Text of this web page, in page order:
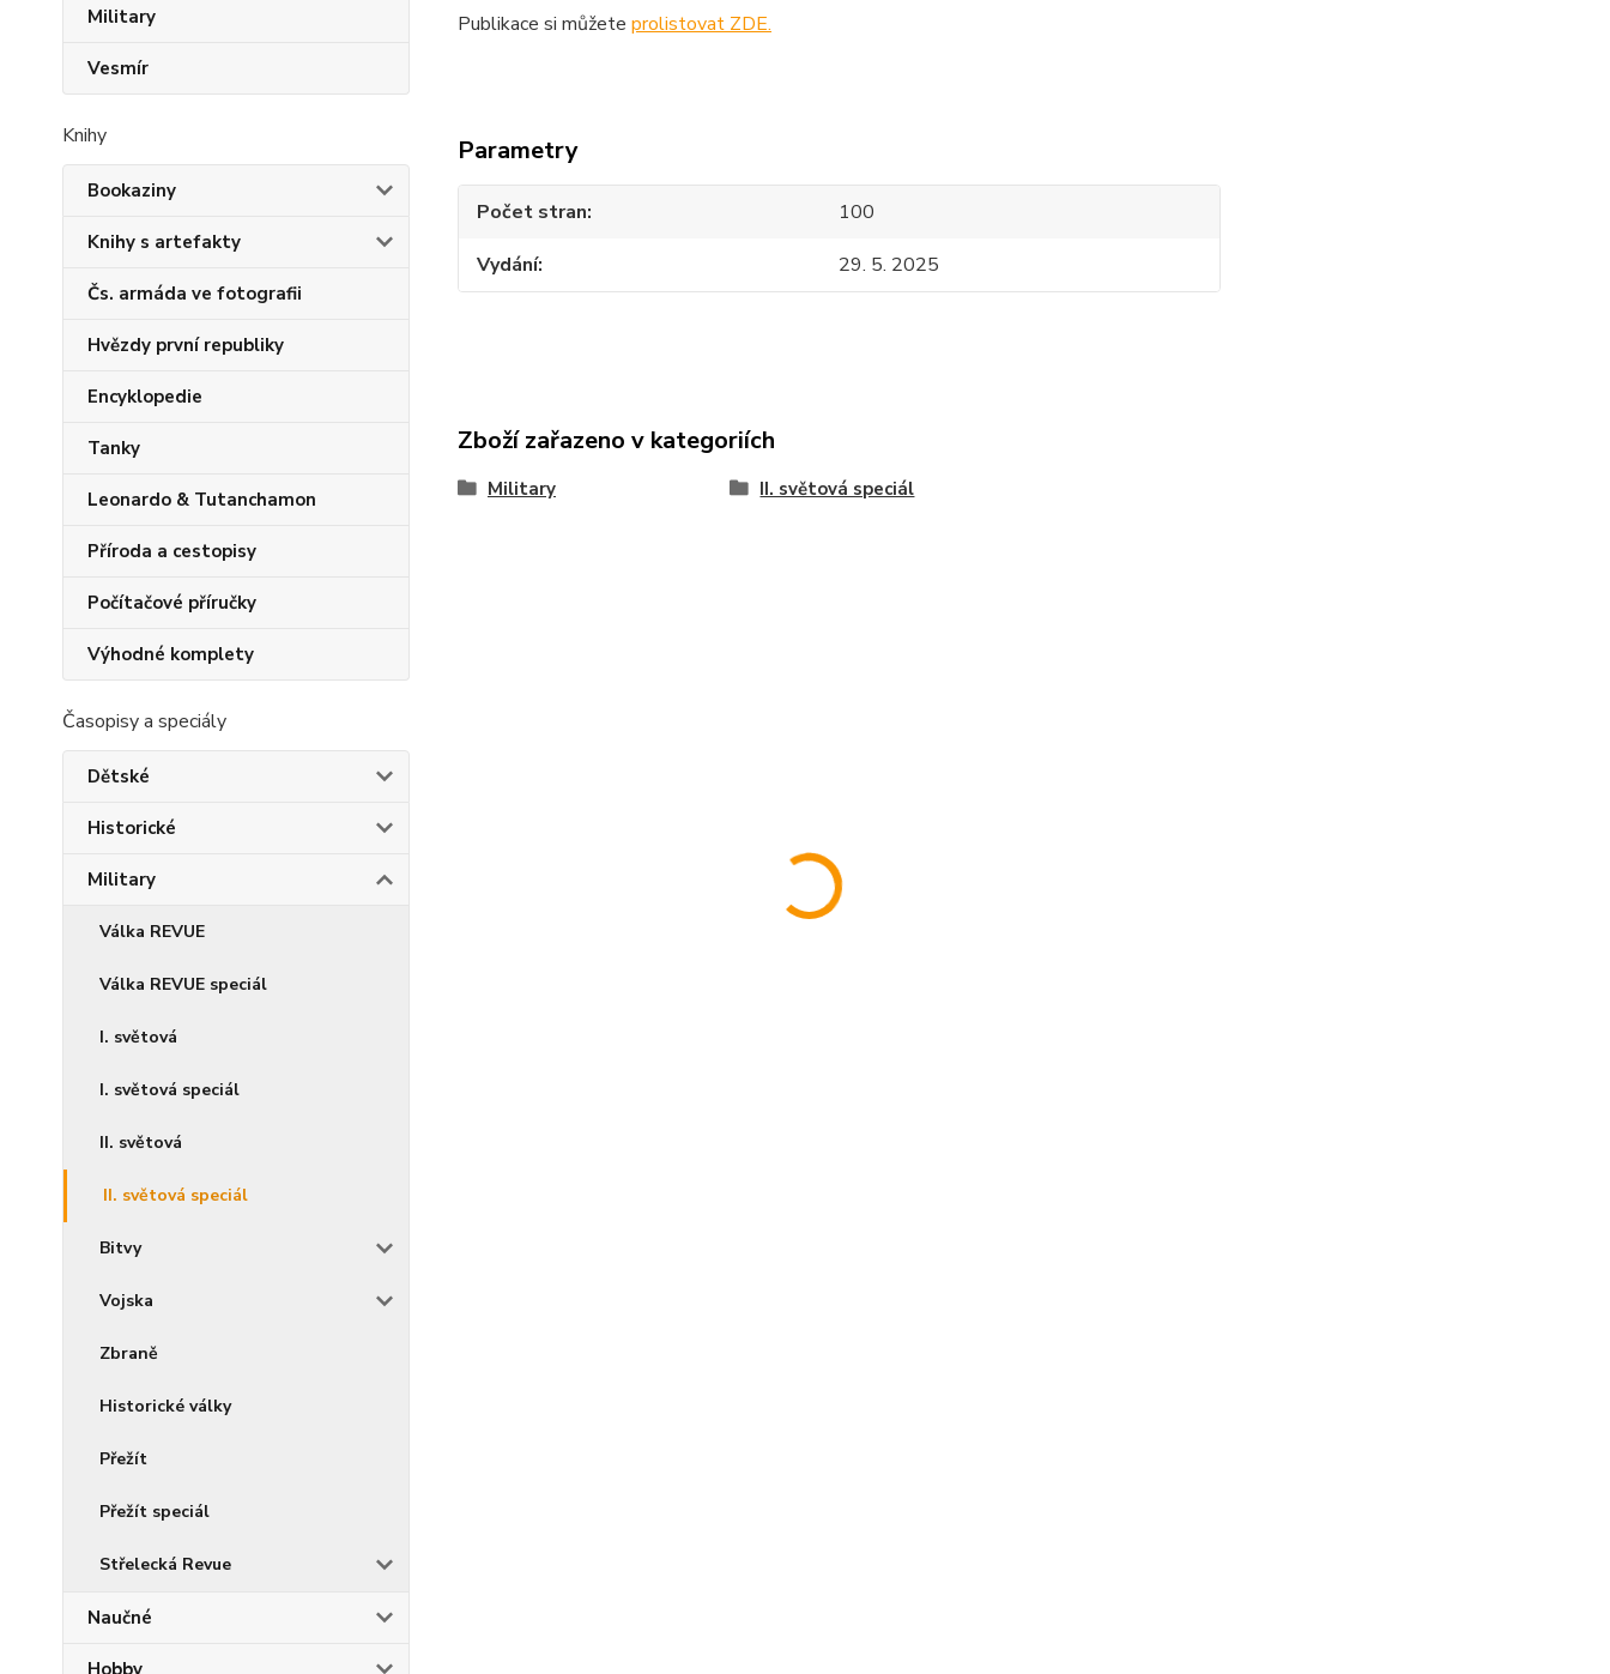
Military
Vesmír
Knihy
Bookaziny
Knihy s artefakty
Čs. armáda ve fotografii
Hvězdy první republiky
Encyklopedie
Tanky
Leonardo & Tutanchamon
Příroda a cestopisy
Počítačové příručky
Výhodné komplety
Časopisy a speciály
Dětské
Historické
Military
Válka REVUE
Válka REVUE speciál
I. světová
I. světová speciál
II. světová
II. světová speciál
Bitvy
Vojska
Zbraně
Historické války
Přežít
Přežít speciál
Střelecká Revue
Naučné
Hobby
Publikace si můžete prolistovat ZDE.
Parametry
Počet stran
100
Vydání
29. 5. 2025
Zboží zařazeno v kategoriích
Military II. světová speciál